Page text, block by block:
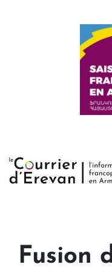
Fusion